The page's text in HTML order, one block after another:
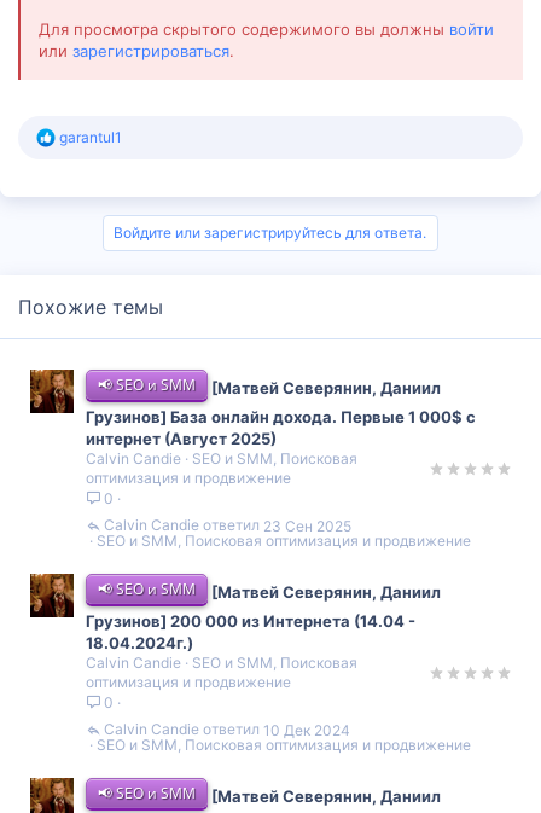
Для просмотра скрытого содержимого вы должны войти
или зарегистрироваться.
Р
к
garantul1
Войдите или зарегистрируйтесь для ответа.
Похожие темы
📢 SEO и SMM
[Матвей Северянин, Даниил
Грузинов] База онлайн дохода. Первые 1 000$ с
интернет (Август 2025)
Calvin Candie
SEO и SMM, Поисковая
оптимизация и продвижение
0
SEO и SMM, Поисковая оптимизация и продвижение
23 Сен 2025
Calvin Candie
📢 SEO и SMM
[Матвей Северянин, Даниил
Грузинов] 200 000 из Интернета (14.04 -
18.04.2024г.)
Calvin Candie
SEO и SMM, Поисковая
оптимизация и продвижение
0
SEO и SMM, Поисковая оптимизация и продвижение
10 Дек 2024
Calvin Candie
📢 SEO и SMM
[Матвей Северянин, Даниил